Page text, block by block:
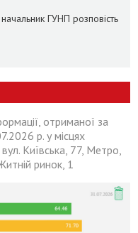
ГУНП розповість
отриманої за
р. у місцях
Київська, 77, Метро,
ринок, 1